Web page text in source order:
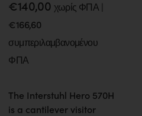
€140,00 χωρίς ΦΠΑ |
€166,60
συμπεριλαμβανομένου
ΦΠΑ
The Interstuhl Hero 570H
is a cantilever visitor